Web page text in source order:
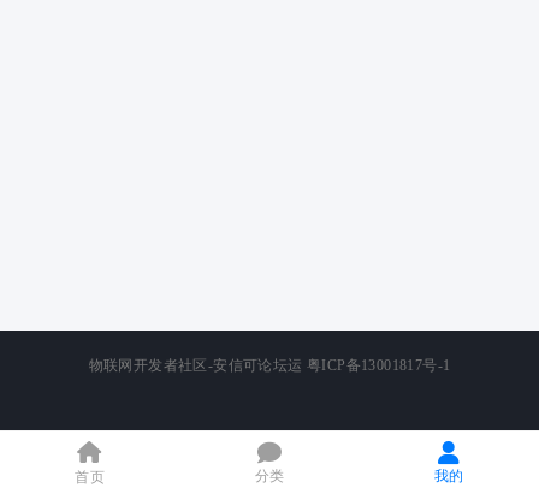
首页 分类 我的
物联网开发者社区-安信可论坛运 粤ICP备13001817号-1